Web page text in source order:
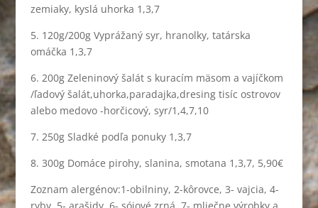
zemiaky, kyslá uhorka 1,3,7
5. 120g/200g Vyprážaný syr, hranolky, tatárska
omáčka 1,3,7
6. 200g Zeleninový šalát s kuracím mäsom a vajíčkom
/ľadový šalát,uhorka,paradajka,dresing tisíc ostrovov
alebo medovo -horčicový, syr/1,4,7,10
7. 250g Sladké podľa ponuky 1,3,7
8. 300g Domáce pirohy, slanina, smotana 1,3,7, 5,90€
Zoznam alergénov:1-obilniny, 2-kôrovce, 3- vajcia, 4-